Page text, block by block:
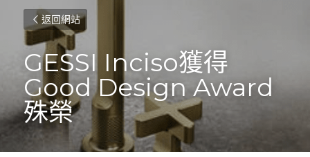
返回網站
GESSI Inciso獲得
Good Design Award
殊榮